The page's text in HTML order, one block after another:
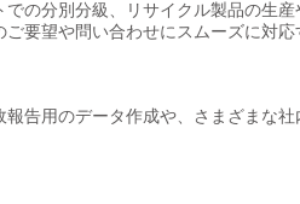
の分別分級、リサイクル製品の生産
要望や問い合わせにスムーズに対応
告用のデータ作成や、さまざまな社